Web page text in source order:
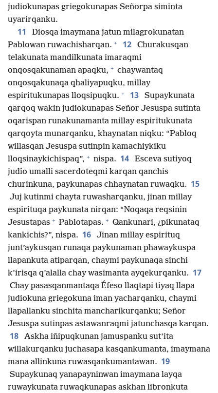
judiokunapas griegokunapas Señorpa siminta
uyarirqanku.
11
Diosqa imaymana jatun milagrokunatan
Pablowan ruwachisharqan. + 12
Churakusqan
telakunata mandilkunata imaraqmi
onqosqakunaman apaqku, + chaywantaq
onqosqakunaqa qhaliyapuqku, millay
espiritukunapas lloqsipuqku. + 13
Supaykunata
qarqoq wakin judiokunapas Señor Jesuspa sutinta
oqarispan runakunamanta millay espiritukunata
qarqoyta munarqanku, khaynatan niqku: “Pabloq
willasqan Jesuspa sutinpin kamachiykiku
lloqsinaykichispaq”, + nispa. 14
Esceva sutiyoq
judío umalli sacerdoteqmi karqan qanchis
churinkuna, paykunapas chhaynatan ruwaqku. 15
Juj kutinmi chayta ruwasharqanku, jinan millay
espirituqa paykunata nirqan: “Noqaqa reqsinin
Jesustapas + Pablotapas. + Qankunari, ¿pikunataq
kankichis?”, nispa. 16
Jinan millay espirituq
junt’aykusqan runaqa paykunaman phawaykuspa
llapankuta atiparqan, chaymi paykunaqa sinchi
k’irisqa q’alalla chay wasimanta ayqekurqanku. 17
Chay pasasqanmantaqa Éfeso llaqtapi tiyaq llapa
judiokuna griegokuna iman yacharqanku, chaymi
llapallanku sinchita mancharikurqanku; Señor
Jesuspa sutinpas astawanraqmi jatunchasqa karqan.
18
Askha iñipuqkunan jamuspanku sut’ita
willakurqanku juchasapa kasqankumanta, imaymana
mana allinkuna ruwasqankumantawan. 19
Supaykunaq yanapayninwan imaymana layqa
ruwaykunata ruwaqkunapas askhan libronkuta